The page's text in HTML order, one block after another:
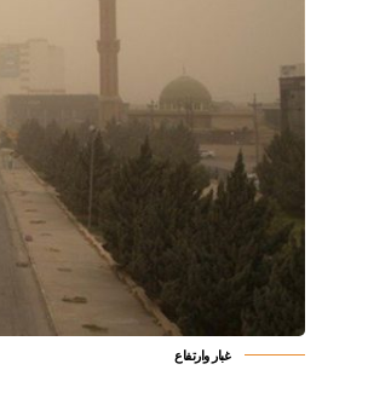
غبار وارتفاع